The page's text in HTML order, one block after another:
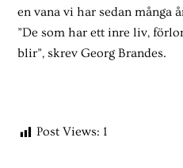
en vana vi har sedan många
”De som har ett inre liv,
blir”, skrev Georg Brandes.
Post Views: 1